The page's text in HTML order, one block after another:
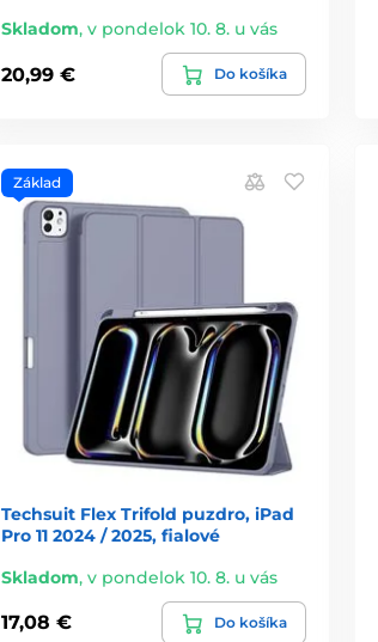
Skladom, v pondelok 10. 8. u vás
20,99 € Do košíka
Základ
Techsuit Flex Trifold puzdro, iPad
Pro 11 2024 / 2025, fialové
Skladom, v pondelok 10. 8. u vás
17,08 € Do košíka